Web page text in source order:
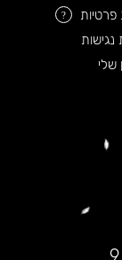
פרטיות
?
שלי